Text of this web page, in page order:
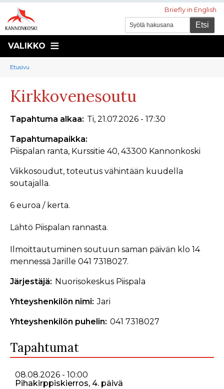
Briefly in English
VALIKKO
Murupolku
You
here:
Etusivu
Kirkkovenesoutu
Tapahtuma alkaa Ti, 21.07.2026 - 17:30
Tapahtumapaikka
Piispalan ranta, Kurssitie 40, 43300 Kannonkoski
Viikkosoudut, toteutus vähintään kuudella
soutajalla.
6 euroa / kerta.
Lähtö Piispalan rannasta.
Ilmoittautuminen soutuun saman päivän klo 14
mennessä Jarille 041 7318027.
Järjestäjä Nuorisokeskus Piispala
Yhteyshenkilön nimi Jari
Yhteyshenkilön puhelin 041 7318027
Tapahtumat
08.08.2026 - 10:00
Pihakirppiskierros, 4. päivä